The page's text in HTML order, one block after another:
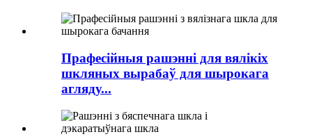
Прафесійныя рашэнні для вялікіх
шкляных вырабаў для шырокага
агляду...